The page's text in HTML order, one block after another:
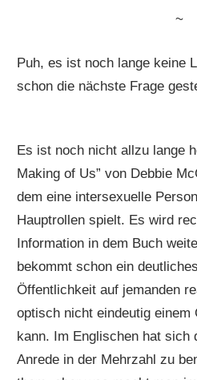
~
Puh, es ist noch lange keine
schon die nächste Frage
Es ist noch nicht allzu lange
Making of Us” von Debbie
dem eine intersexuelle
Hauptrollen spielt. Es wird
Information in dem Buch
bekommt schon ein
Öffentlichkeit auf jemanden
optisch nicht eindeutig einem
kann. Im Englischen hat sich
Anrede in der Mehrzahl zu